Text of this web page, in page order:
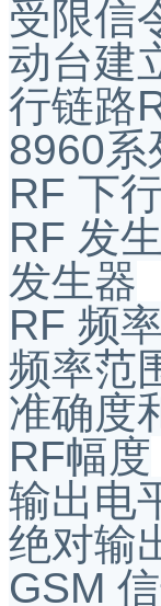
受限信
动台建
行链路
8960系
RF 下
RF 发
发生器
RF 频率
频率范
准确度
RF幅度
输出电
绝对输
GSM